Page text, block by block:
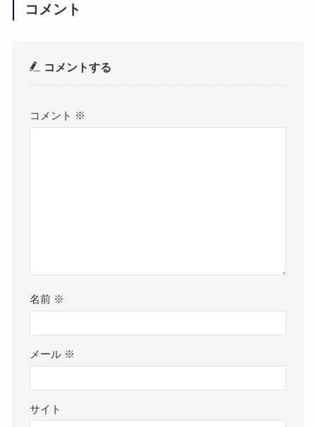
コメント
コメントする
コメント ※
名前 ※
メール ※
サイト